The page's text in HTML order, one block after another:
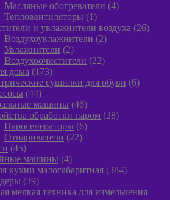
товара
Масляные обогреватели 44
Тепловентиляторы 11
товар
и увлажнители воздуха 2626
Воздухоувлажнители 22
Увлажнители 22
товара
Воздухоочистители 2222
дома 173173
товара
сушилки для обуви 66
4444
товара
машины 4646
товаров
обработки паром 2828
Парогенераторы 66
Отпариватели 2222
4545
товаров
машины 44
товара
кухни малогабаритная 384384
3939
товаров
мелкая техника для измельчения